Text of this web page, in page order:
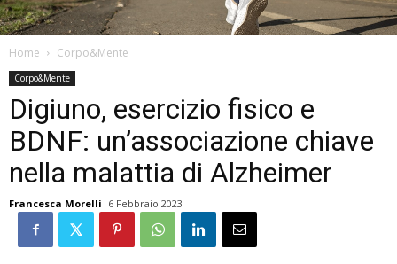
Home Corpo&Mente
Corpo&Mente
Digiuno, esercizio fisico e
BDNF: un’associazione chiave
nella malattia di Alzheimer
Francesca Morelli 6 Febbraio 2023